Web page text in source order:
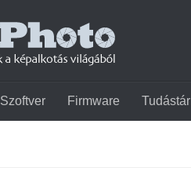
Szoftver Firmware Tudástár